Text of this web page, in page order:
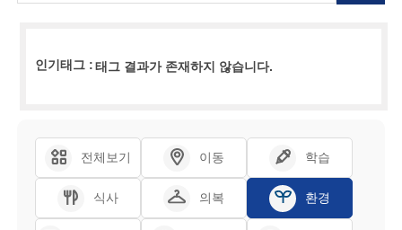
인기태그 : 태그 결과가 존재하지 않습니다.
전체보기 이동 학습
식사 의복 환경